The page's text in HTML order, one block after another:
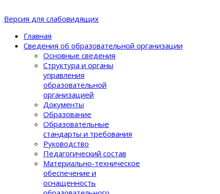
Версия для слабовидящих
Главная
Сведения об образовательной организации
Основные сведения
Структура и органы
управления
образовательной
организацией
Документы
Образование
Образовательные
стандарты и требования
Руководство
Педагогический состав
Материально-техническое
обеспечение и
оснащенность